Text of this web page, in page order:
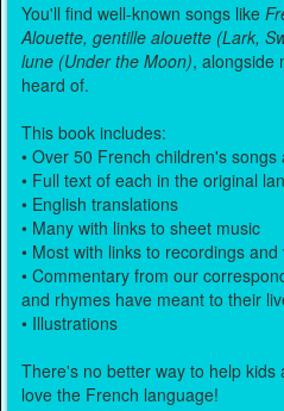
You'll find well-known songs like
Alouette, gentille alouette (Lark,
lune (Under the Moon), alongside
heard of.
This book includes:
• Over 50 French children's songs
• Full text of each in the original
• English translations
• Many with links to sheet music
• Most with links to recordings and
• Commentary from our
and rhymes have meant to their
• Illustrations
There's no better way to help kids
love the French language!